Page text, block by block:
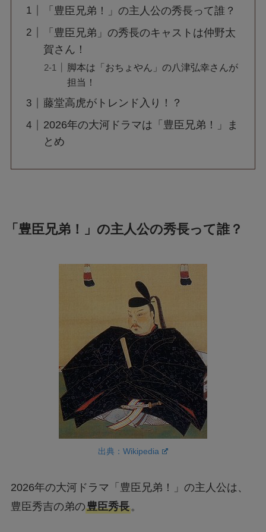
「豊臣兄弟！」の主人公の秀長って誰？
「豊臣兄弟」の秀長のキャストは仲野太
賀さん！
脚本は「おちょやん」の八津弘幸さんが
担当！
藤堂高虎がトレンド入り！？
2026年の大河ドラマは「豊臣兄弟！」ま
とめ
「豊臣兄弟！」の主人公の秀長って誰？
出典：Wikipedia
2026年の大河ドラマ「豊臣兄弟！」の主人公は、
豊臣秀吉の弟の豊臣秀長。